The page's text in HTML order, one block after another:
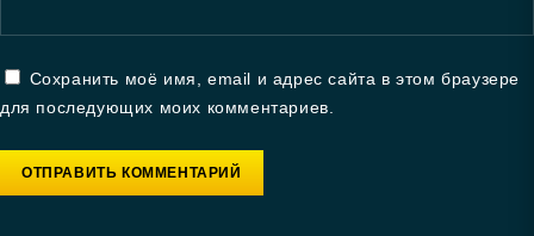
Сохранить моё имя, email и адрес сайта в этом браузере
для последующих моих комментариев.